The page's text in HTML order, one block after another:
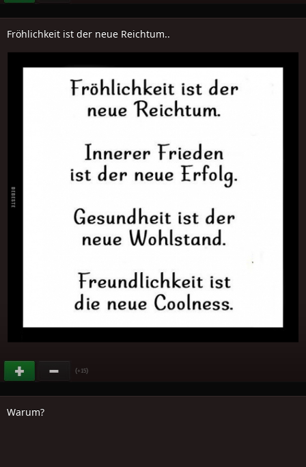
Fröhlichkeit ist der neue Reichtum..
(+15)
Warum?